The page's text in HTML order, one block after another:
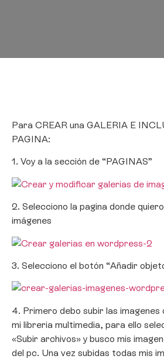
Para CREAR una GALERIA E
PAGINA:
1. Voy a la sección de “PAGINAS”
2. Selecciono la pagina donde
imágenes
3. Selecciono el botón “Añadir
4. Primero debo subir las
mi libreria multimedia, para ello
«Subir archivos» y busco mis
del pc. Una vez subidas todas mis